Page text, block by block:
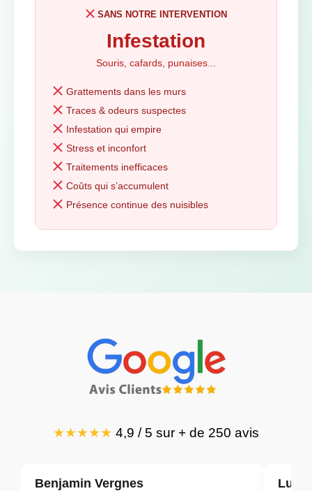
SANS NOTRE INTERVENTION
Infestation
Souris, cafards, punaises...
Grattements dans les murs
Traces & odeurs suspectes
Infestation qui empire
Stress et inconfort
Traitements inefficaces
Coûts qui s’accumulent
Présence continue des nuisibles
★★★★★ 4,9 / 5 sur + de 250 avis
Benjamin Vergnes